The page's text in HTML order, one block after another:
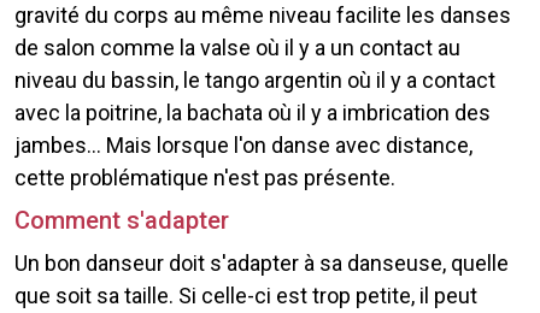
gravité du corps au même niveau facilite les danses
de salon comme la valse où il y a un contact au
niveau du bassin, le tango argentin où il y a contact
avec la poitrine, la bachata où il y a imbrication des
jambes... Mais lorsque l'on danse avec distance,
cette problématique n'est pas présente.
Comment s'adapter
Un bon danseur doit s'adapter à sa danseuse, quelle
que soit sa taille. Si celle-ci est trop petite, il peut